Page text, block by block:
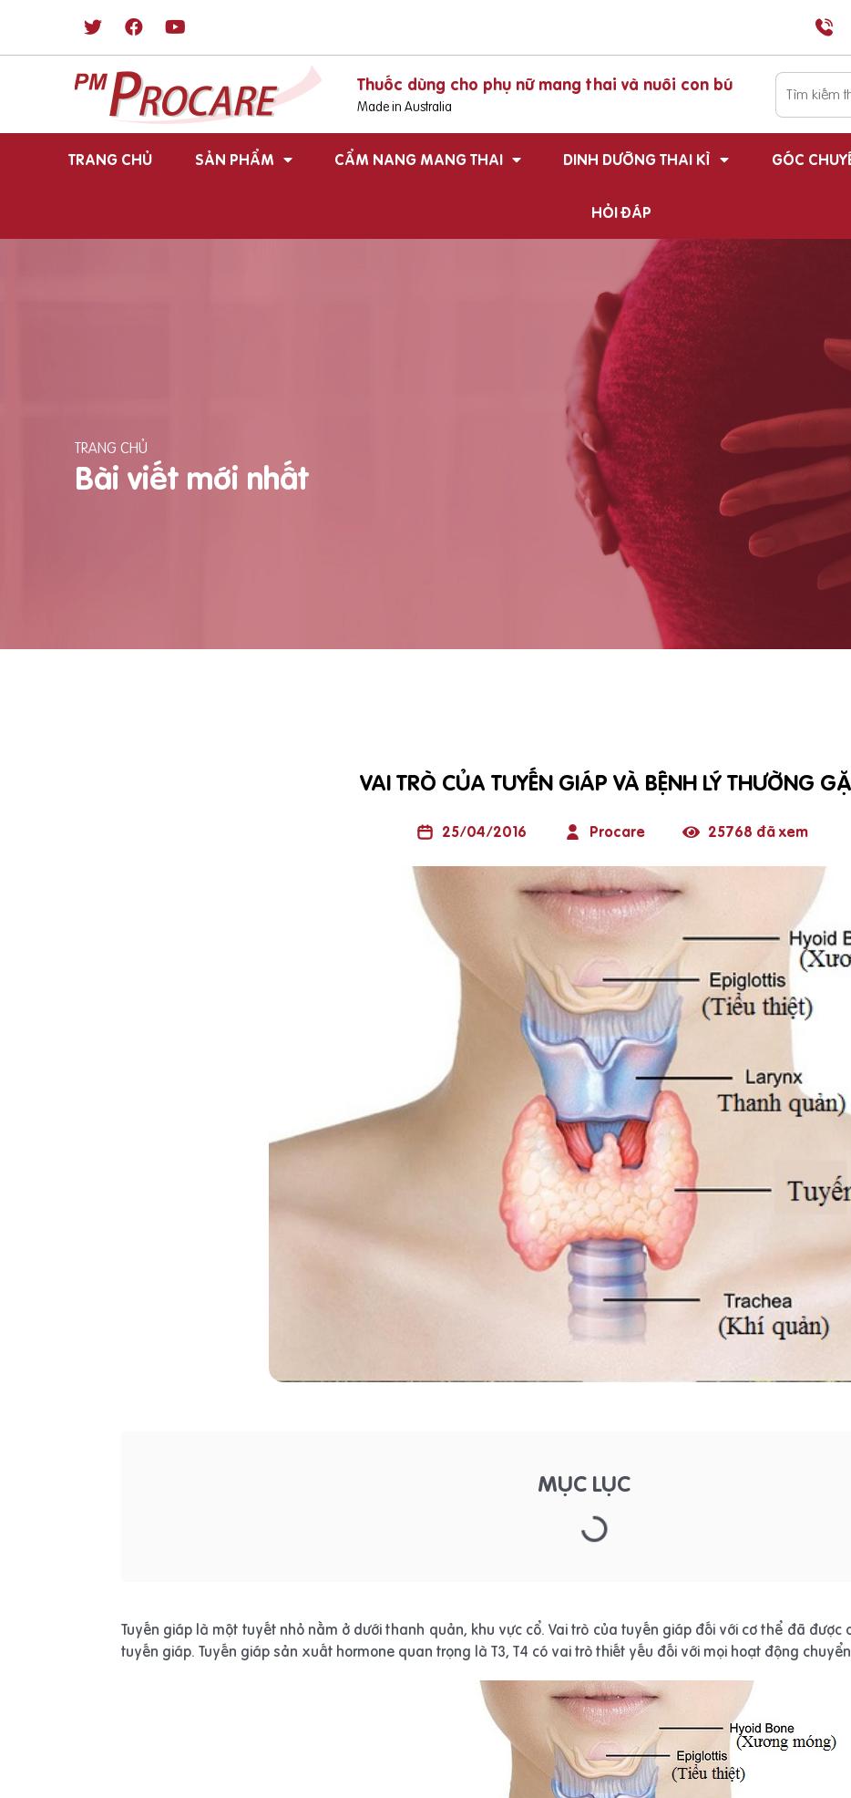
Thuốc dùng cho phụ nữ mang thai và nuôi con bú
Made in Australia
TRANG CHỦ SẢN PHẨM CẨM NANG MANG THAI DINH DƯỠNG THAI KÌ GÓC
HỎI ĐÁP
TRANG CHỦ
Bài viết mới nhất
VAI TRÒ CỦA TUYẾN GIÁP VÀ BỆNH LÝ THƯỜNG
25/04/2016 Procare 25768 đã xem
MỤC LỤC
Tuyến giáp là một tuyết nhỏ nằm ở dưới thanh quản, khu vực cổ. Vai trò của tuyến giáp đối với cơ thể đã
tuyến giáp. Tuyến giáp sản xuất hormone quan trọng là T3, T4 có vai trò thiết yếu đối với mọi hoạt động